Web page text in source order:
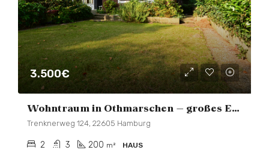
3.500€
Wohntraum in Othmarschen – großes Einfamilienhaus mit Garten und Schwimmbad
Trenknerweg 124, 22605 Hamburg
2 3 200 m² HAUS